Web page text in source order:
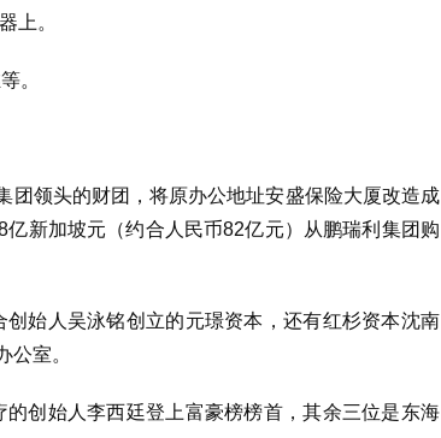
上。
。
团领头的财团，将原办公地址安盛保险大厦改造成
新加坡元（约合人民币82亿元）从鹏瑞利集团购
始人吴泳铭创立的元璟资本，还有红杉资本沈南
公室。
创始人李西廷登上富豪榜榜首，其余三位是东海